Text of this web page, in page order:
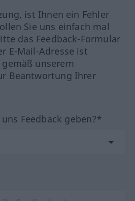
ist Ihnen ein Fehler
Sie uns einfach mal
das Feedback-Formular
E-Mail-Adresse ist
unserem
Beantwortung Ihrer
Feedback geben?*